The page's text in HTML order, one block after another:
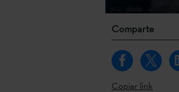
Comparte
Copiar link